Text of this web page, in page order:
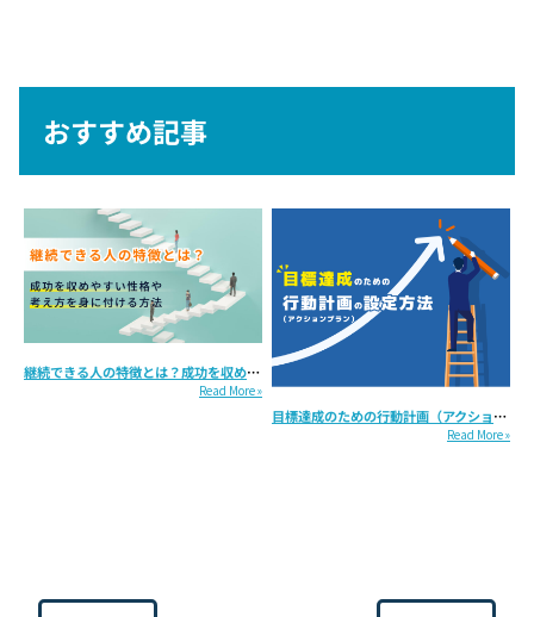
おすすめ記事
継続できる人の特徴とは？成功を収めやすい性格や考え方を身に付ける方法...
Read More »
目標達成のための行動計画（アクションプラン）の設定方法...
Read More »